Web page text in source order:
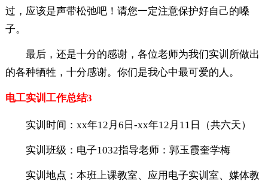
过，应该是声带松弛吧！请您一定注意保护好自己的嗓
子。
最后，还是十分的感谢，各位老师为我们实训所做出
的各种牺牲，十分感谢。你们是我心中最可爱的人。
电工实训工作总结3
实训时间：xx年12月6日-xx年12月11日（共六天）
实训班级：电子1032指导老师：郭玉霞奎学梅
实训地点：本班上课教室、应用电子实训室、媒体教